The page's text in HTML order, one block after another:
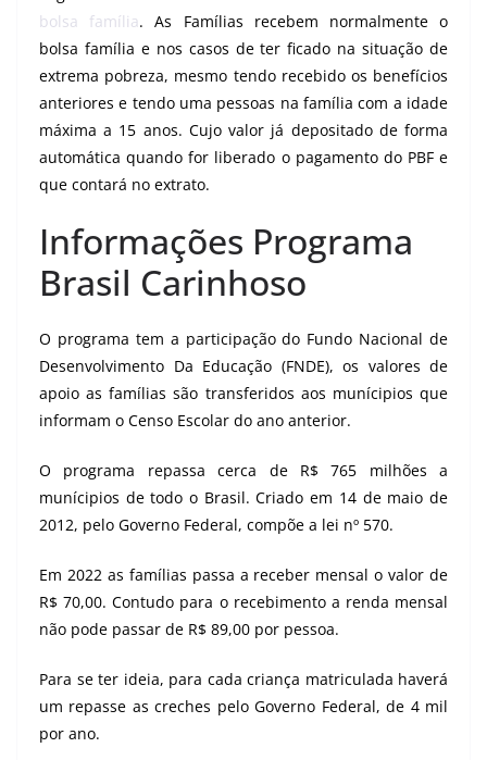
bolsa família. As Famílias recebem normalmente o
bolsa família e nos casos de ter ficado na situação de
extrema pobreza, mesmo tendo recebido os benefícios
anteriores e tendo uma pessoas na família com a idade
máxima a 15 anos. Cujo valor já depositado de forma
automática quando for liberado o pagamento do PBF e
que contará no extrato.
Informações Programa
Brasil Carinhoso
O programa tem a participação do Fundo Nacional de
Desenvolvimento Da Educação (FNDE), os valores de
apoio as famílias são transferidos aos munícipios que
informam o Censo Escolar do ano anterior.
O programa repassa cerca de R$ 765 milhões a
munícipios de todo o Brasil. Criado em 14 de maio de
2012, pelo Governo Federal, compõe a lei nº 570.
Em 2022 as famílias passa a receber mensal o valor de
R$ 70,00. Contudo para o recebimento a renda mensal
não pode passar de R$ 89,00 por pessoa.
Para se ter ideia, para cada criança matriculada haverá
um repasse as creches pelo Governo Federal, de 4 mil
por ano.